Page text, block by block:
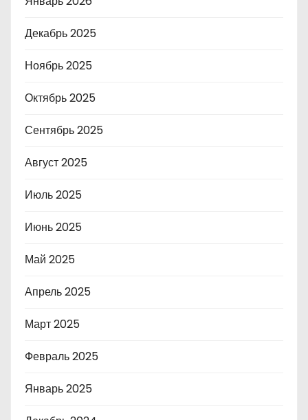
Декабрь 2025
Ноябрь 2025
Октябрь 2025
Сентябрь 2025
Август 2025
Июль 2025
Июнь 2025
Май 2025
Апрель 2025
Март 2025
Февраль 2025
Январь 2025